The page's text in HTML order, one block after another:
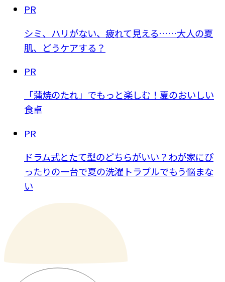
PR
シミ、ハリがない、疲れて見える……大人の夏
肌、どうケアする？
PR
「蒲焼のたれ」でもっと楽しむ！夏のおいしい
食卓
PR
ドラム式とたて型のどちらがいい？わが家にぴ
ったりの一台で夏の洗濯トラブルでもう悩まな
い